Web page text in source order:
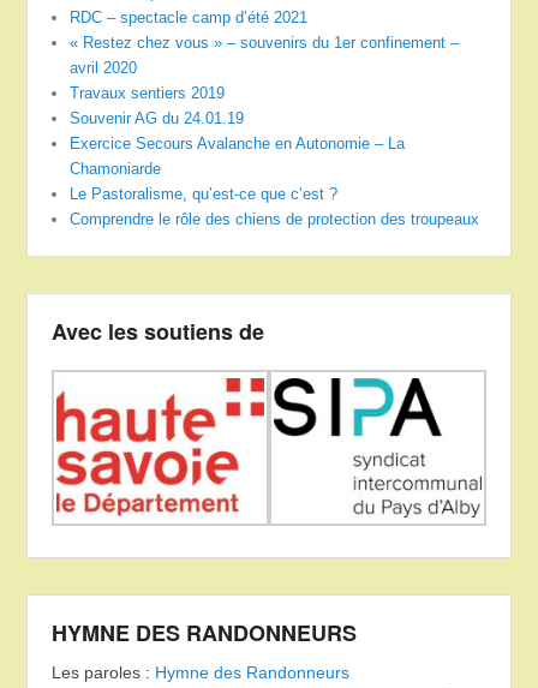
RDC – spectacle camp d’été 2021
« Restez chez vous » – souvenirs du 1er confinement –
avril 2020
Travaux sentiers 2019
Souvenir AG du 24.01.19
Exercice Secours Avalanche en Autonomie – La
Chamoniarde
Le Pastoralisme, qu’est-ce que c’est ?
Comprendre le rôle des chiens de protection des troupeaux
Avec les soutiens de
HYMNE DES RANDONNEURS
Les paroles : Hymne des Randonneurs